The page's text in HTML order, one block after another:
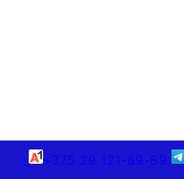
+375 29 121-89-89